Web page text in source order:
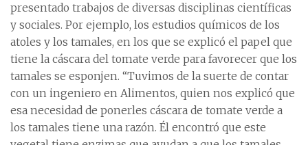
presentado trabajos de diversas disciplinas científicas
y sociales. Por ejemplo, los estudios químicos de los
atoles y los tamales, en los que se explicó el papel que
tiene la cáscara del tomate verde para favorecer que los
tamales se esponjen. “Tuvimos de la suerte de contar
con un ingeniero en Alimentos, quien nos explicó que
esa necesidad de ponerles cáscara de tomate verde a
los tamales tiene una razón. Él encontró que este